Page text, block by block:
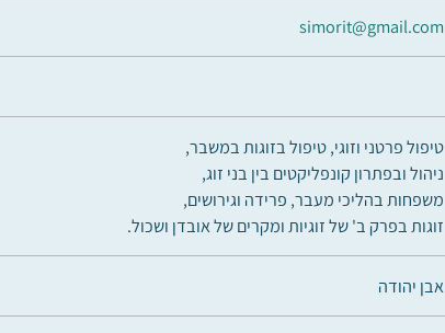
simorit@gmail.com
טיפול פרטני וזוגי, טיפול בזוגות במשבר,
ניהול ובפתרון קונפליקטים בין בני זוג,
משפחות בהליכי מעבר, פרידה וגירושים,
זוגות בפרק ב' של זוגיות ומקרים של אובדן ושכול.
אבן יהודה